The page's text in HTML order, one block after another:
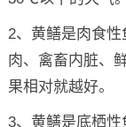
2、黄鳝是肉食
肉、禽畜内脏、
果相对就越好。
3、黄鳝是底栖